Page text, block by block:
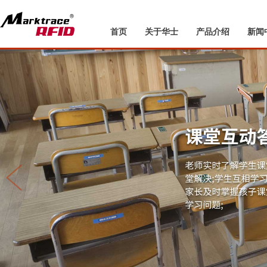
首页 关于华士 产品介绍 新闻